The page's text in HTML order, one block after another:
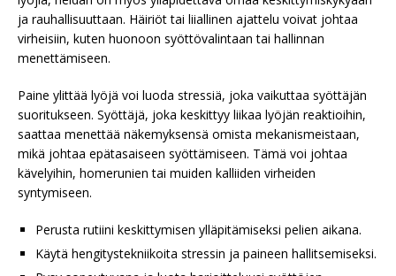
ja rauhallisuuttaan. Häiriöt tai liiallinen ajattelu voivat johtaa
virheisiin, kuten huonoon syöttövalintaan tai hallinnan
menettämiseen.
Paine ylittää lyöjä voi luoda stressiä, joka vaikuttaa syöttäjän
suoritukseen. Syöttäjä, joka keskittyy liikaa lyöjän reaktioihin,
saattaa menettää näkemyksensä omista mekanismeistaan,
mikä johtaa epätasaiseen syöttämiseen. Tämä voi johtaa
kävelyihin, homerunien tai muiden kalliiden virheiden
syntymiseen.
Perusta rutiini keskittymisen ylläpitämiseksi pelien aikana.
Käytä hengitystekniikoita stressin ja paineen hallitsemiseksi.